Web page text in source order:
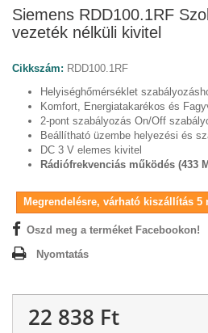
Siemens RDD100.1RF
vezeték nélküli kivitel
Cikkszám: RDD100.1RF
Helyiséghőmérséklet
Komfort, Energiatakarékos és
2-pont szabályozás On/Off
Beállítható üzembe helyezési és
DC 3 V elemes kivitel
Rádiófrekvenciás működés (433
Megrendelésre, várható kiszállítás 5
Oszd meg a terméket Facebookon!
Nyomtatás
22 838 Ft